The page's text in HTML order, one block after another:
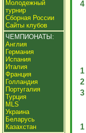
Молодежный
турнир
Сборная России
Сайты клубов
ЧЕМПИОНАТЫ:
Англия
Германия
Испания
Италия
Франция
Голландия
Португалия
Турция
MLS
Украина
Беларусь
Казахстан
4
1
2
3
1